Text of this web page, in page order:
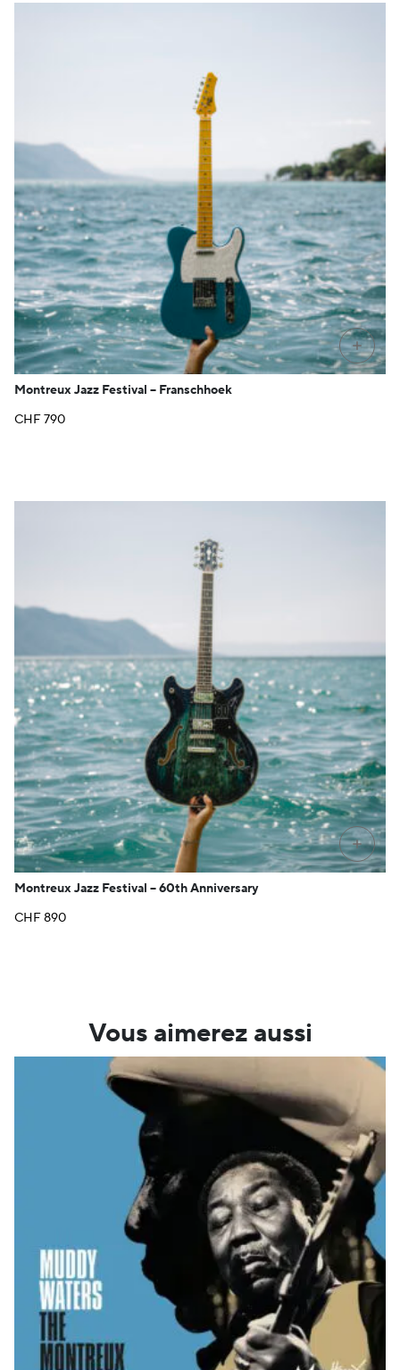
PRÉ-
Montreux Jazz Festival – Franschhoek
CHF790
PRÉ-
Montreux Jazz Festival – 60th Anniversary
CHF890
Vous aimerez aussi